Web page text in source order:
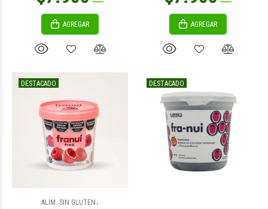
AGREGAR AGREGAR
DESTACADO
ALIM. SIN GLUTEN↓
DESTACADO